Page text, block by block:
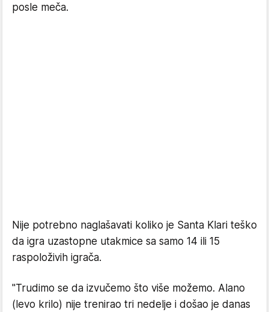
posle meča.
Nije potrebno naglašavati koliko je Santa Klari teško
da igra uzastopne utakmice sa samo 14 ili 15
raspoloživih igrača.
"Trudimo se da izvučemo što više možemo. Alano
(levo krilo) nije trenirao tri nedelje i došao je danas